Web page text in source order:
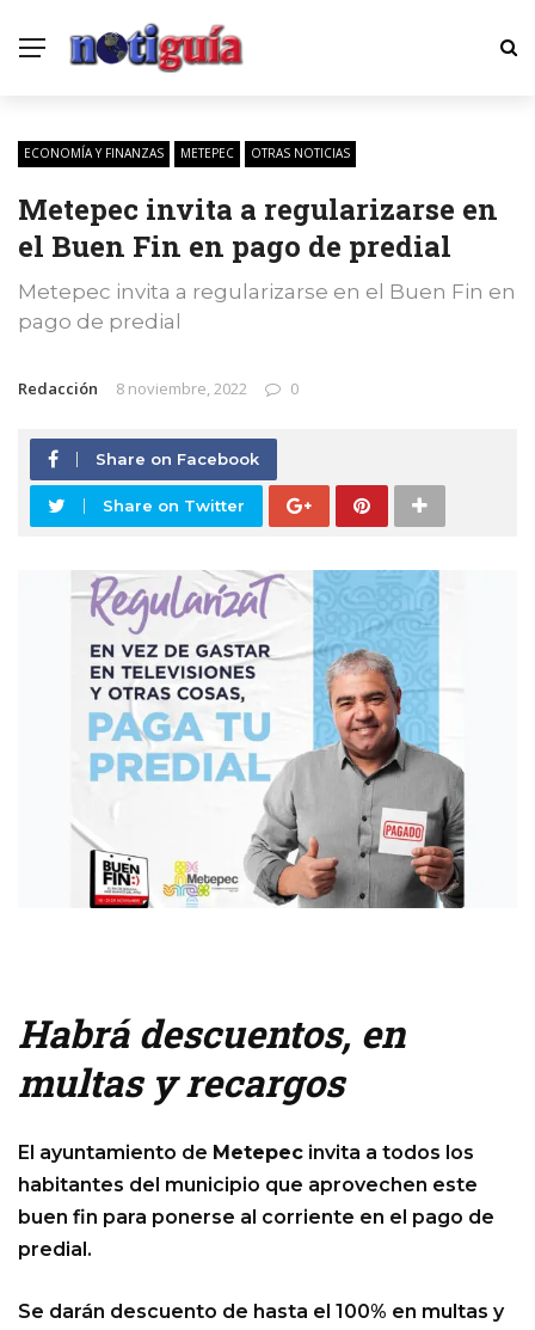
ECONOMÍA Y FINANZAS METEPEC OTRAS NOTICIAS
Metepec invita a regularizarse en
el Buen Fin en pago de predial
Metepec invita a regularizarse en el Buen Fin en
pago de predial
Redacción 8 noviembre, 2022 0
Share on Facebook
Share on Twitter
Habrá descuentos, en
multas y recargos
El ayuntamiento de Metepec invita a todos los
habitantes del municipio que aprovechen este
buen fin para ponerse al corriente en el pago de
predial.
Se darán descuento de hasta el 100% en multas y